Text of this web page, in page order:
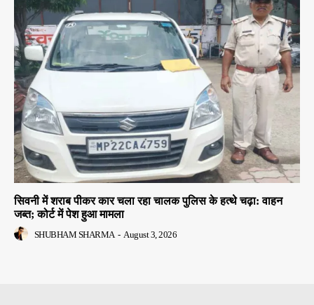
सिवनी में शराब पीकर कार चला रहा चालक पुलिस के हत्थे चढ़ा: वाहन
जब्त; कोर्ट में पेश हुआ मामला
SHUBHAM SHARMA - August 3, 2026